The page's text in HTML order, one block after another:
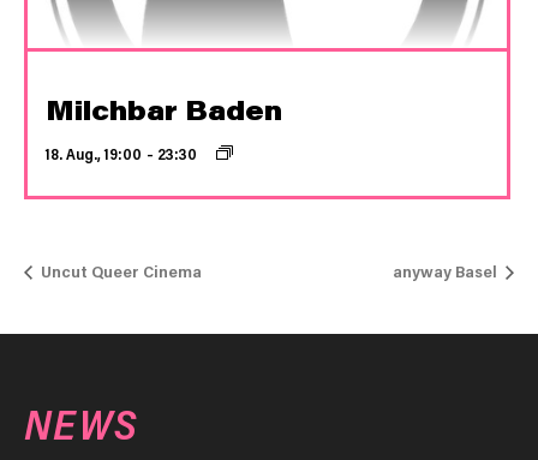
Milchbar Baden
18. Aug., 19:00 – 23:30
Uncut Queer Cinema anyway Basel
NEWS